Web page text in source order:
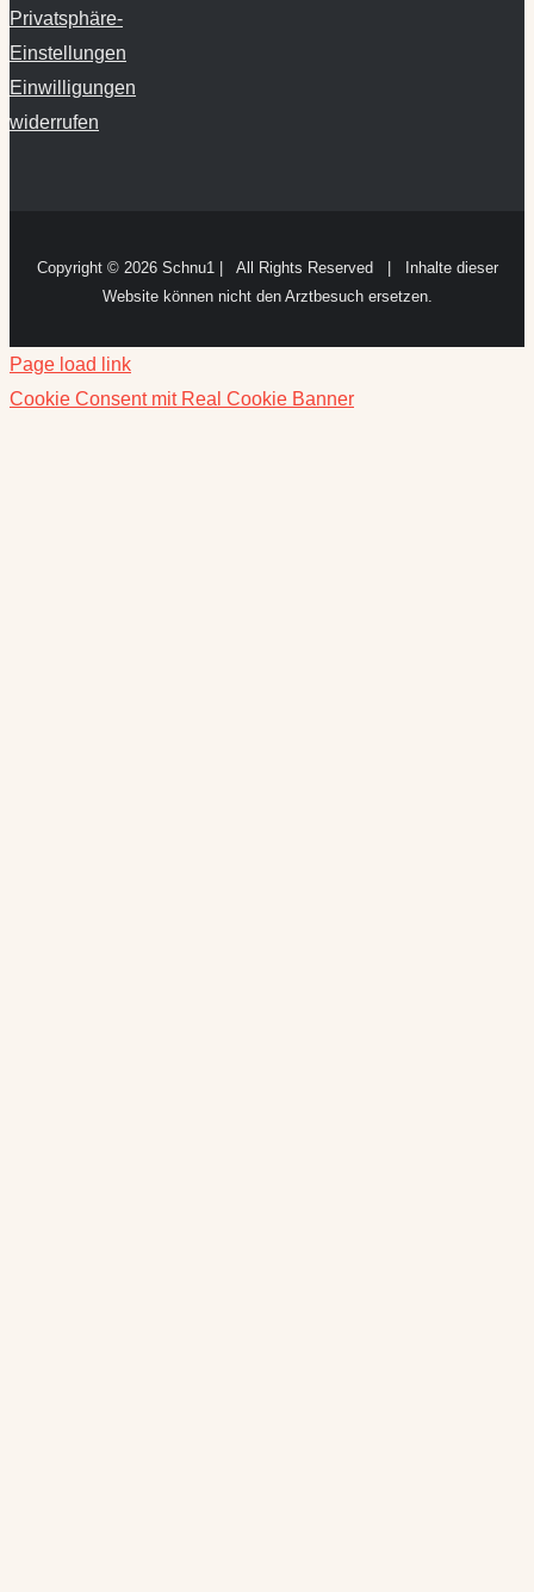
Privatsphäre-
Einstellungen
Einwilligungen
widerrufen
Copyright © 2026 Schnu1 | All Rights Reserved | Inhalte dieser
Website können nicht den Arztbesuch ersetzen.
Page load link
Cookie Consent mit Real Cookie Banner